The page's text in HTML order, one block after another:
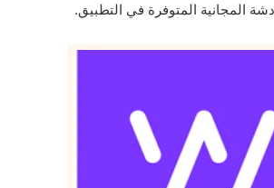
المجانية المتوفرة في التطبيق.